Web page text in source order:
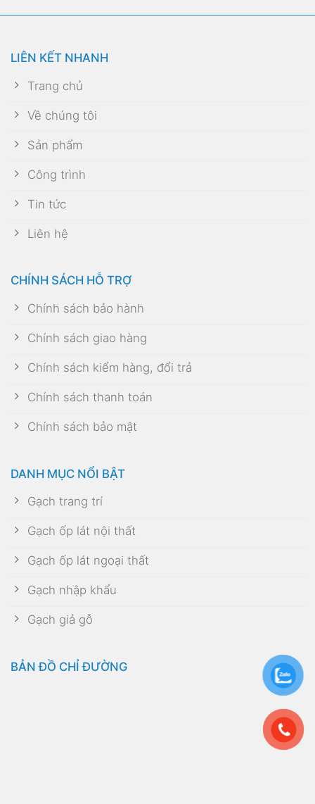
LIÊN KẾT NHANH
Trang chủ
Về chúng tôi
Sản phẩm
Công trình
Tin tức
Liên hệ
CHÍNH SÁCH HỖ TRỢ
Chính sách bảo hành
Chính sách giao hàng
Chính sách kiểm hàng, đổi trả
Chính sách thanh toán
Chính sách bảo mật
DANH MỤC NỔI BẬT
Gạch trang trí
Gạch ốp lát nội thất
Gạch ốp lát ngoại thất
Gạch nhập khẩu
Gạch giả gỗ
BẢN ĐỒ CHỈ ĐƯỜNG